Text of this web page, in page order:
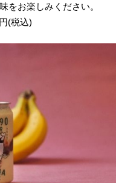
をお楽しみください。
(税込)